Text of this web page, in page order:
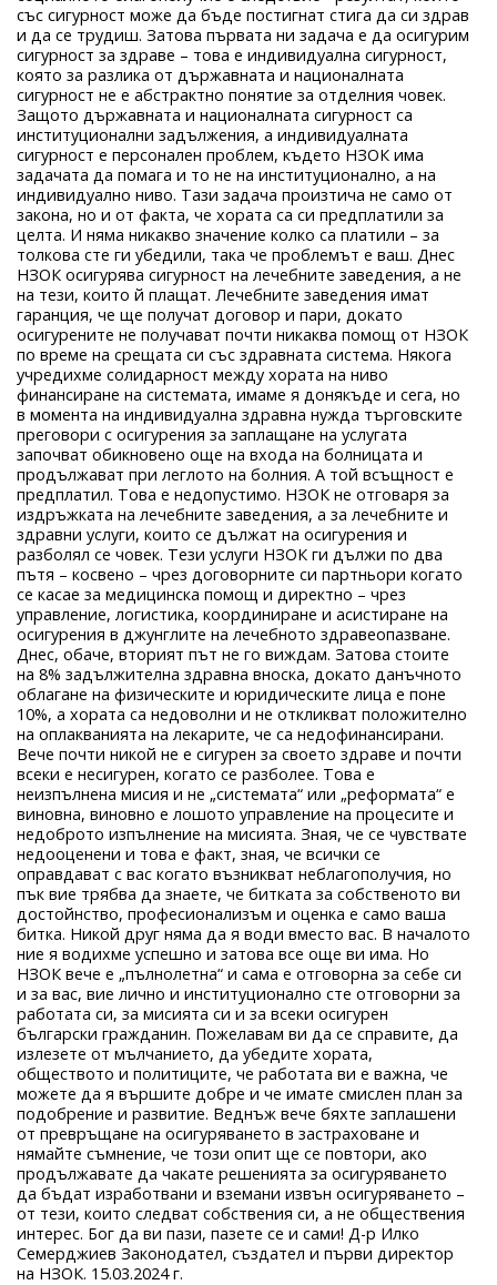
със сигурност може да бъде постигнат стига да си здрав
и да се трудиш. Затова първата ни задача е да осигурим
сигурност за здраве – това е индивидуална сигурност,
която за разлика от държавната и националната
сигурност не е абстрактно понятие за отделния човек.
Защото държавната и националната сигурност са
институционални задължения, а индивидуалната
сигурност е персонален проблем, където НЗОК има
задачата да помага и то не на институционално, а на
индивидуално ниво. Тази задача произтича не само от
закона, но и от факта, че хората са си предплатили за
целта. И няма никакво значение колко са платили – за
толкова сте ги убедили, така че проблемът е ваш. Днес
НЗОК осигурява сигурност на лечебните заведения, а не
на тези, които й плащат. Лечебните заведения имат
гаранция, че ще получат договор и пари, докато
осигурените не получават почти никаква помощ от НЗОК
по време на срещата си със здравната система. Някога
учредихме солидарност между хората на ниво
финансиране на системата, имаме я донякъде и сега, но
в момента на индивидуална здравна нужда търговските
преговори с осигурения за заплащане на услугата
започват обикновено още на входа на болницата и
продължават при леглото на болния. А той всъщност е
предплатил. Това е недопустимо. НЗОК не отговаря за
издръжката на лечебните заведения, а за лечебните и
здравни услуги, които се дължат на осигурения и
разболял се човек. Тези услуги НЗОК ги дължи по два
пътя – косвено – чрез договорните си партньори когато
се касае за медицинска помощ и директно – чрез
управление, логистика, координиране и асистиране на
осигурения в джунглите на лечебното здравеопазване.
Днес, обаче, вторият път не го виждам. Затова стоите
на 8% задължителна здравна вноска, докато данъчното
облагане на физическите и юридическите лица е поне
10%, а хората са недоволни и не откликват положително
на оплакванията на лекарите, че са недофинансирани.
Вече почти никой не е сигурен за своето здраве и почти
всеки е несигурен, когато се разболее. Това е
неизпълнена мисия и не „системата“ или „реформата“ е
виновна, виновно е лошото управление на процесите и
недоброто изпълнение на мисията. Зная, че се чувствате
недооценени и това е факт, зная, че всички се
оправдават с вас когато възникват неблагополучия, но
пък вие трябва да знаете, че битката за собственото ви
достойнство, професионализъм и оценка е само ваша
битка. Никой друг няма да я води вместо вас. В началото
ние я водихме успешно и затова все още ви има. Но
НЗОК вече е „пълнолетна“ и сама е отговорна за себе си
и за вас, вие лично и институционално сте отговорни за
работата си, за мисията си и за всеки осигурен
български гражданин. Пожелавам ви да се справите, да
излезете от мълчанието, да убедите хората,
обществото и политиците, че работата ви е важна, че
можете да я вършите добре и че имате смислен план за
подобрение и развитие. Веднъж вече бяхте заплашени
от превръщане на осигуряването в застраховане и
нямайте съмнение, че този опит ще се повтори, ако
продължавате да чакате решенията за осигуряването
да бъдат изработвани и вземани извън осигуряването –
от тези, които следват собствения си, а не обществения
интерес. Бог да ви пази, пазете се и сами! Д-р Илко
Семерджиев Законодател, създател и първи директор
на НЗОК. 15.03.2024 г.